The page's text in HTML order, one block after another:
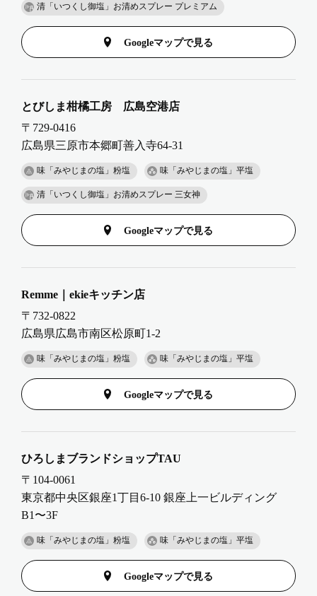
清「いつくし御塩」お清めスプレー プレミアム
Googleマップで見る
とびしま柑橘工房 広島空港店
〒729-0416
広島県三原市本郷町善入寺64-31
味「みやじまの塩」粉塩 味「みやじまの塩」平塩
清「いつくし御塩」お清めスプレー 三女神
Googleマップで見る
Remme｜ekieキッチン店
〒732-0822
広島県広島市南区松原町1-2
味「みやじまの塩」粉塩 味「みやじまの塩」平塩
Googleマップで見る
ひろしまブランドショップTAU
〒104-0061
東京都中央区銀座1丁⽬6-10 銀座上⼀ビルディング
B1〜3F
味「みやじまの塩」粉塩 味「みやじまの塩」平塩
Googleマップで見る